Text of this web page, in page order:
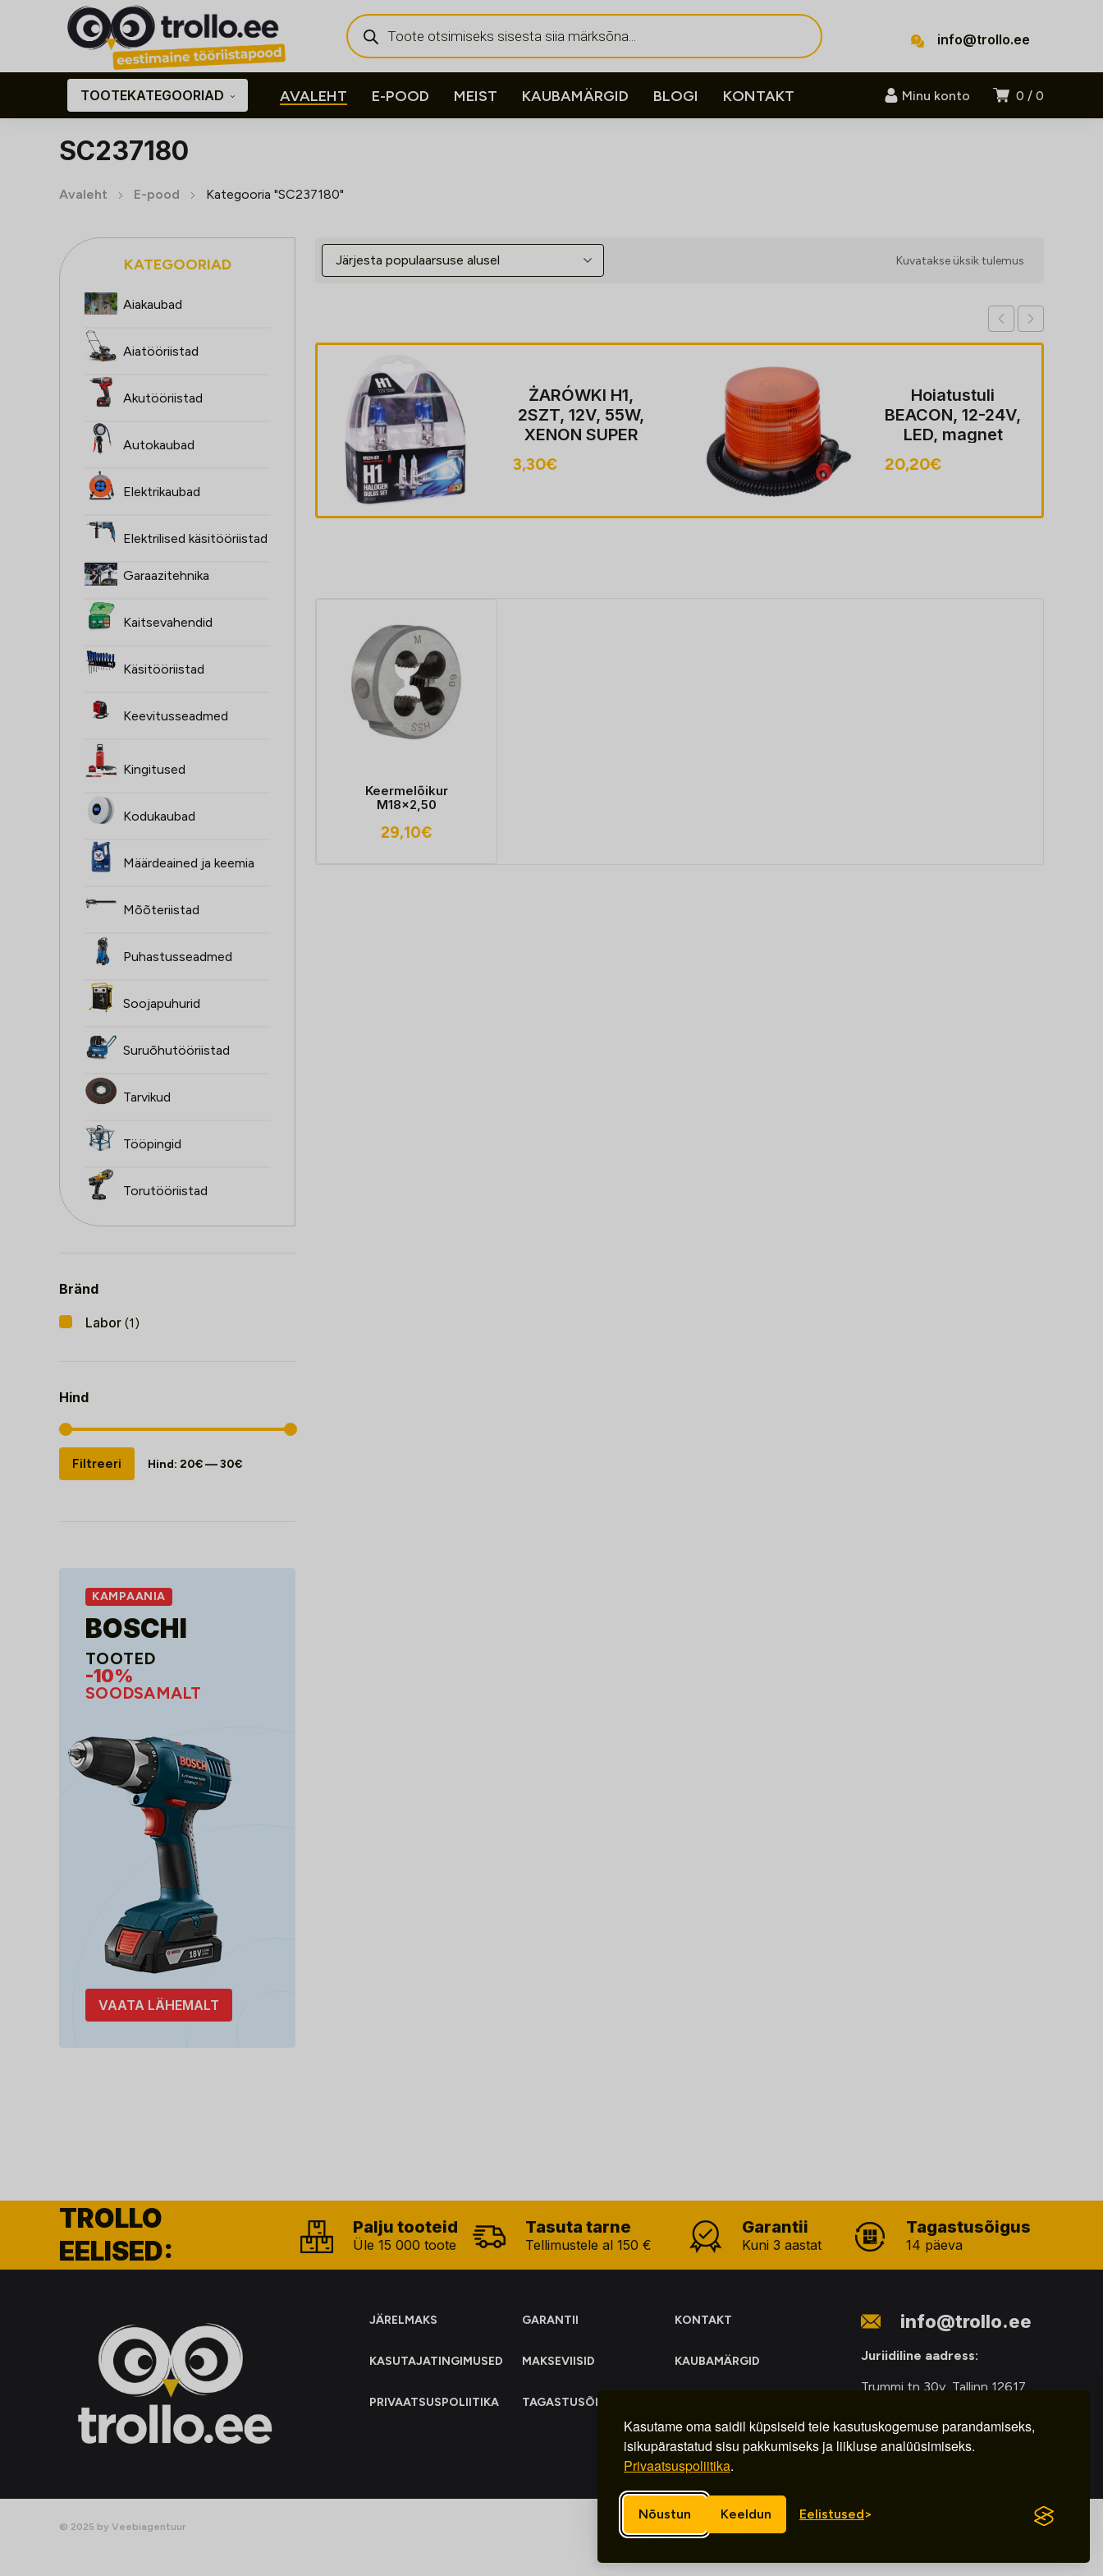
Kasutame oma saidil küpsiseid teie kasutuskogemuse parandamiseks,
isikupärastatud sisu pakkumiseks ja liikluse analüüsimiseks.
Privaatsuspoliitika.
Nõustun Keeldun Eelistused
Products
search
info@trollo.ee
0 0
Minu konto
TOOTEKATEGOORIAD AVALEHT E-POOD MEIST KAUBAMÄRGID BLOGI KONTAKT
SC237180
Avaleht E-pood Kategooria "SC237180"
KATEGOORIAD
Aiakaubad
Aiatööriistad
Akutööriistad
Autokaubad
Elektrikaubad
Elektrilised käsitööriistad
Garaazitehnika
Kaitsevahendid
Käsitööriistad
Keevitusseadmed
Kingitused
Kodukaubad
Määrdeained ja keemia
Mõõteriistad
Puhastusseadmed
Soojapuhurid
Suruõhutööriistad
Tarvikud
Tööpingid
Torutööriistad
Bränd
Labor (1)
Hind
Minimaalne
hind
Maksimaalne
hind
Filtreeri Hind: 20€—30€
KAMPAANIA
BOSCHI
TOOTED
-10%
SOODSAMALT
VAATA LÄHEMALT
Kuvatakse üksik tulemus
ŻARÓWKI H4,
SUPER valge
HOMOLOGACJA
ŻARÓWKI H1,
2SZT, 12V, 55W,
XENON SUPER
valge P14,5S,
4000K,
3,30€
Hoiatustuli
BEACON, 12-24V,
LED, magnet
MOUNT, ECE
R10, FLASHING,
koos pistik sobib
20,20€
Keermelõikur
M18x2,50
29,10€
TROLLO
EELISED:
Palju tooteid
Üle 15 000 toote
Tasuta tarne
Tellimustele al 150 €
Garantii
Kuni 3 aastat
Tagastusõigus
14 päeva
JÄRELMAKS GARANTII KONTAKT
KASUTAJATINGIMUSED MAKSEVIISID KAUBAMÄRGID
PRIVAATSUSPOLIITIKA TAGASTUSÕIGUS
KOGUMINE
info@trollo.ee
Juriidiline aadress:
Trummi tn 30y, Tallinn 12617
Kauba väljastamine:
E-R – 9.00 – 18.00
© 2025 by Veebiagentuur